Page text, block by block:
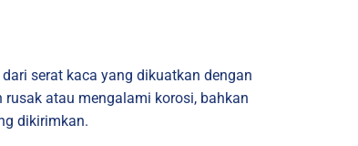
serat kaca yang dikuatkan dengan
atau mengalami korosi, bahkan
dikirimkan.